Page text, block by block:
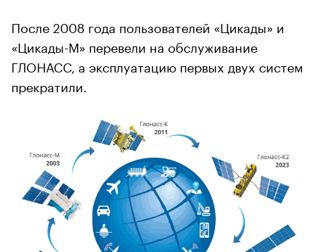
После 2008 года пользователей «Цикады» и
«Цикады-М» перевели на обслуживание
ГЛОНАСС, а эксплуатацию первых двух систем
прекратили.